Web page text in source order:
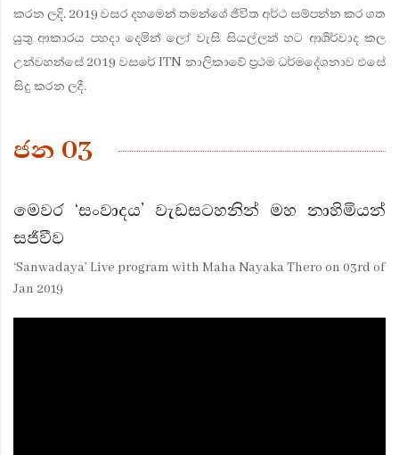
කරන ලදි. 2019 වසර දහමෙන් තමන්ගේ ජිවිත අර්ථ සම්පන්න කර ගත
යුතු ආකාරය පහදා දෙමින් ලෝ වැසි සියල්ලන් හට ආශීර්වාද කල
උන්වහන්සේ 2019 වසරේ ITN නාලිකාවේ ප්‍රථම ධර්මදේශනාව එසේ
සිදු කරන ලදී.
ජන 03
මෙවර ‘සංවාදය’ වැඩසටහනින් මහ නාහිමියන්
සජීවීව
‘Sanwadaya’ Live program with Maha Nayaka Thero on 03rd of
Jan 2019